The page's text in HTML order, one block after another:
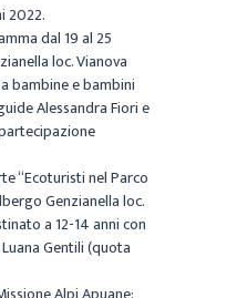
2022.
dal 19 al 25
loc. Vianova
bambine e bambini
Alessandra Fiori e
“Ecoturisti nel Parco
Genzianella loc.
a 12-14 anni con
Gentili (quota